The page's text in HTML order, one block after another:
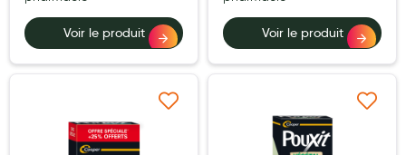
Protections auditives
Lunettes
Matériel medical
Voir le produit Voir le produit
Ajouter à ma liste d’envie Ajouter à ma liste